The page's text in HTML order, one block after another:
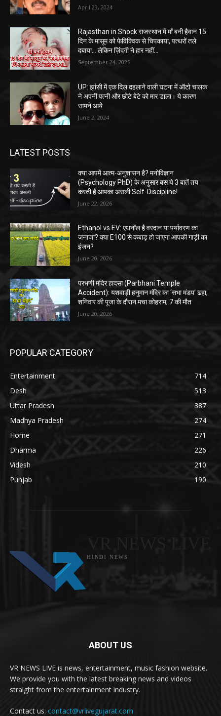
April 23, 2024
Rajasthan in Shock राजस्थान में माँ बनी हैवान 15
दिन के मासूम को फेविक्विक से चिपकाया, पत्थरों तले
दबाया… लेकिन ज़िंदगी ने हार नहीं...
September 24, 2025
UP: झांसी में एक दिल दहलाने वाली घटना में ऑटो चालक
ने अपनी पत्नी और छोटे बेटे को मार डाला। ये कारण
सामने आये
June 2, 2024
LATEST POSTS
क्या आपमें आत्म-अनुशासन है? मनोविज्ञान
(Psychology PhD) के अनुसार बस ये 3 बातें तय
करती हैं आपका असली Self-Discipline!
June 22, 2026
Ethanol vs EV: एथनॉल है वरदान या पर्यावरण का
जनाजा? क्या E100 से कबाड़ हो जाएगा आपकी गाड़ी का
इंजन?
June 20, 2026
परभणी मंदिर हादसा (Parbhani Temple
Accident): यशवाड़ी हनुमान मंदिर का ‘सभा मंडप’ ढहा,
शनिवार की पूजा के दौरान मचा कोहराम; 7 की मौत
June 20, 2026
POPULAR CATEGORY
Entertainment
714
Desh
513
Uttar Pradesh
387
Madhya Pradesh
274
Home
271
Dharma
226
Videsh
210
Punjab
190
HINDI NEWS
ABOUT US
VR NEWS LIVE is news, entertainment, music fashion website.
We provide you with the latest breaking news and videos
straight from the entertainment industry.
Contact us: contact@vrlivegujarat.com